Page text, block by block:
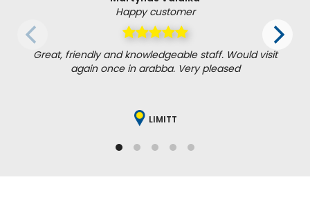
Happy customer
Great, friendly and knowledgeable staff. Would visit
again once in arabba. Very pleased
LIMITT